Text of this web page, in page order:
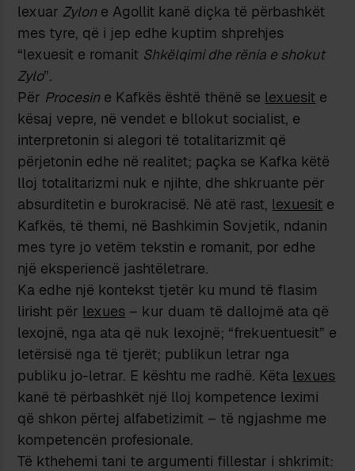
lexuar Zylon e Agollit kanë diçka të përbashkët
mes tyre, që i jep edhe kuptim shprehjes
“lexuesit e romanit Shkëlqimi dhe rënia e shokut
Zylo”.
Për Procesin e Kafkës është thënë se lexuesit e
kësaj vepre, në vendet e bllokut socialist, e
interpretonin si alegori të totalitarizmit që
përjetonin edhe në realitet; paçka se Kafka këtë
lloj totalitarizmi nuk e njihte, dhe shkruante për
absurditetin e burokracisë. Në atë rast, lexuesit e
Kafkës, të themi, në Bashkimin Sovjetik, ndanin
mes tyre jo vetëm tekstin e romanit, por edhe
një eksperiencë jashtëletrare.
Ka edhe një kontekst tjetër ku mund të flasim
lirisht për lexues – kur duam të dallojmë ata që
lexojnë, nga ata që nuk lexojnë; “frekuentuesit” e
letërsisë nga të tjerët; publikun letrar nga
publiku jo-letrar. E kështu me radhë. Këta lexues
kanë të përbashkët një lloj kompetence leximi
që shkon përtej alfabetizimit – të ngjashme me
kompetencën profesionale.
Të kthehemi tani te argumenti fillestar i shkrimit: